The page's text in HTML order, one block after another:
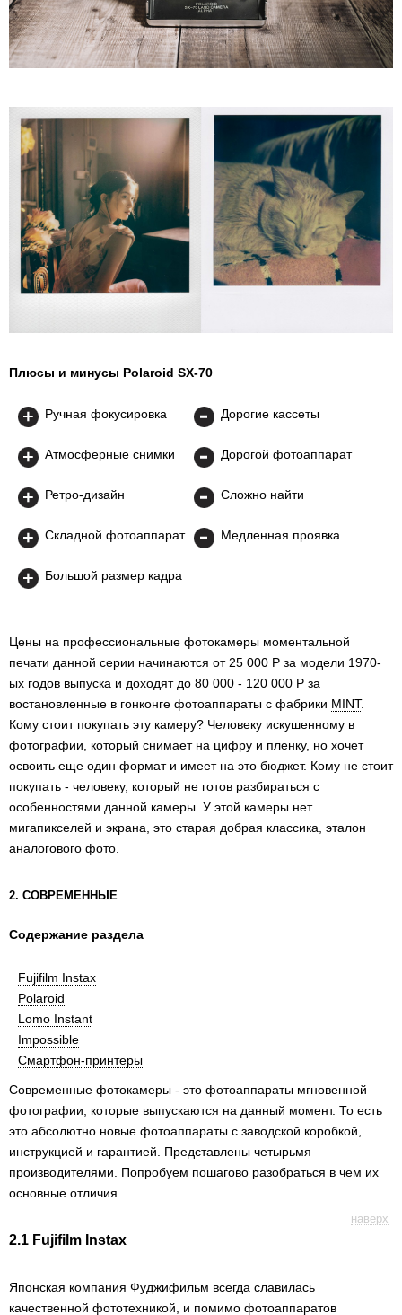
Плюсы и минусы Polaroid SX-70
Ручная фокусировка
Атмосферные снимки
Ретро-дизайн
Складной фотоаппарат
Большой размер кадра
Дорогие кассеты
Дорогой фотоаппарат
Сложно найти
Медленная проявка
Цены на профессиональные фотокамеры моментальной
печати данной серии начинаются от 25 000 Р за модели 1970-
ых годов выпуска и доходят до 80 000 - 120 000 Р за
востановленные в гонконге фотоаппараты c фабрики MINT.
Кому стоит покупать эту камеру? Человеку искушенному в
фотографии, который снимает на цифру и пленку, но хочет
освоить еще один формат и имеет на это бюджет. Кому не стоит
покупать - человеку, который не готов разбираться с
особенностями данной камеры. У этой камеры нет
мигапикселей и экрана, это старая добрая классика, эталон
аналогового фото.
2. СОВРЕМЕННЫЕ
Cодержание раздела
Fujifilm Instax
Polaroid
Lomo Instant
Impossible
Смартфон-принтеры
Современные фотокамеры - это фотоаппараты мгновенной
фотографии, которые выпускаются на данный момент. То есть
это абсолютно новые фотоаппараты с заводской коробкой,
инструкцией и гарантией. Представлены четырьмя
производителями. Попробуем пошагово разобраться в чем их
основные отличия.
наверх
2.1 Fujifilm Instax
Японская компания Фуджифильм всегда славилась
качественной фототехникой, и помимо фотоаппаратов